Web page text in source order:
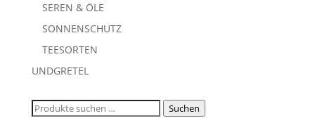
SEREN & ÖLE
SONNENSCHUTZ
TEESORTEN
UNDGRETEL
Suchen
Suchen